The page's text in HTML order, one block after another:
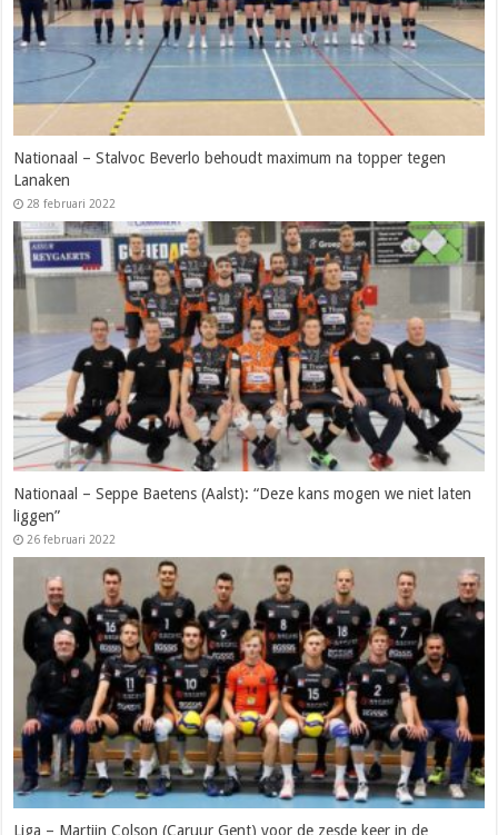
Nationaal – Stalvoc Beverlo behoudt maximum na topper tegen
Lanaken
28 februari 2022
Nationaal – Seppe Baetens (Aalst): “Deze kans mogen we niet laten
liggen”
26 februari 2022
Liga – Martijn Colson (Caruur Gent) voor de zesde keer in de